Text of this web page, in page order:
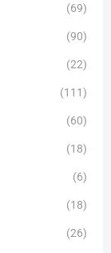
(69)
(90)
(22)
(111)
(60)
(18)
(6)
(18)
(26)